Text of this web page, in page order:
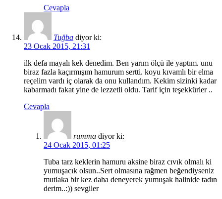
Cevapla
Tuğba diyor ki:
23 Ocak 2015, 21:31
ilk defa mayalı kek denedim. Ben yarım ölçü ile yaptım. unu
biraz fazla kaçırmışım hamurum sertti. koyu kıvamlı bir elma
reçelim vardı iç olarak da onu kullandım. Kekim sizinki kadar
kabarmadı fakat yine de lezzetli oldu. Tarif için teşekkürler ..
Cevapla
rumma diyor ki:
24 Ocak 2015, 01:25
Tuba tarz keklerin hamuru aksine biraz cıvık olmalı ki
yumuşacık olsun..Sert olmasına rağmen beğendiyseniz
mutlaka bir kez daha deneyerek yumuşak halinide tadın
derim..:)) sevgiler